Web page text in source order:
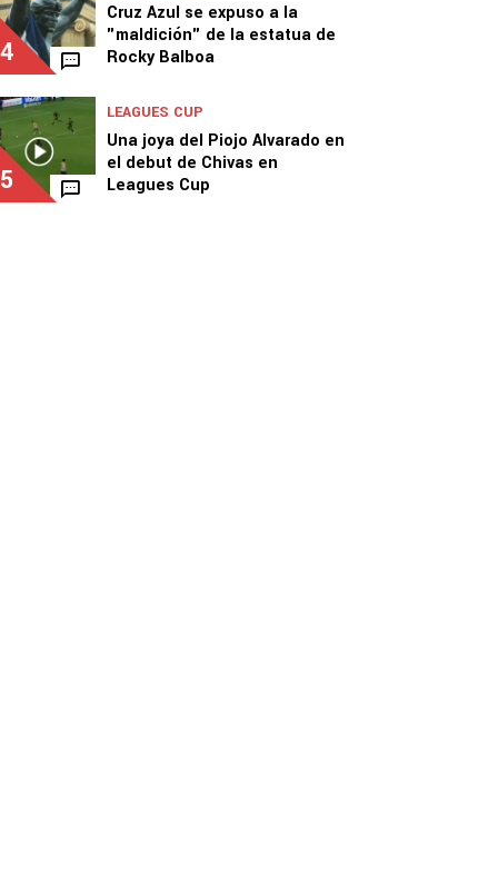
4
Cruz Azul se expuso a la
"maldición" de la estatua de
Rocky Balboa
5
LEAGUES CUP
Una joya del Piojo Alvarado en
el debut de Chivas en
Leagues Cup